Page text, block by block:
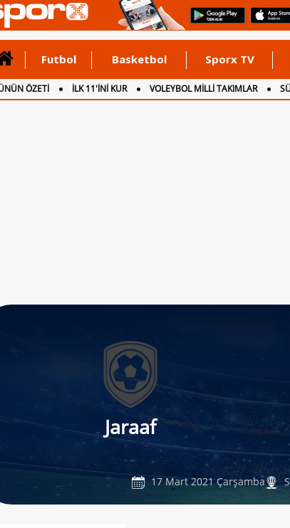
Futbol Basketbol Sporx TV
ÖZETİ İLK 11'İNİ KUR VOLEYBOL MİLLİ TAKIMLAR
ANLATIM
İNGİLTERE
Jaraaf
17 Mart 2021 Çarşamba